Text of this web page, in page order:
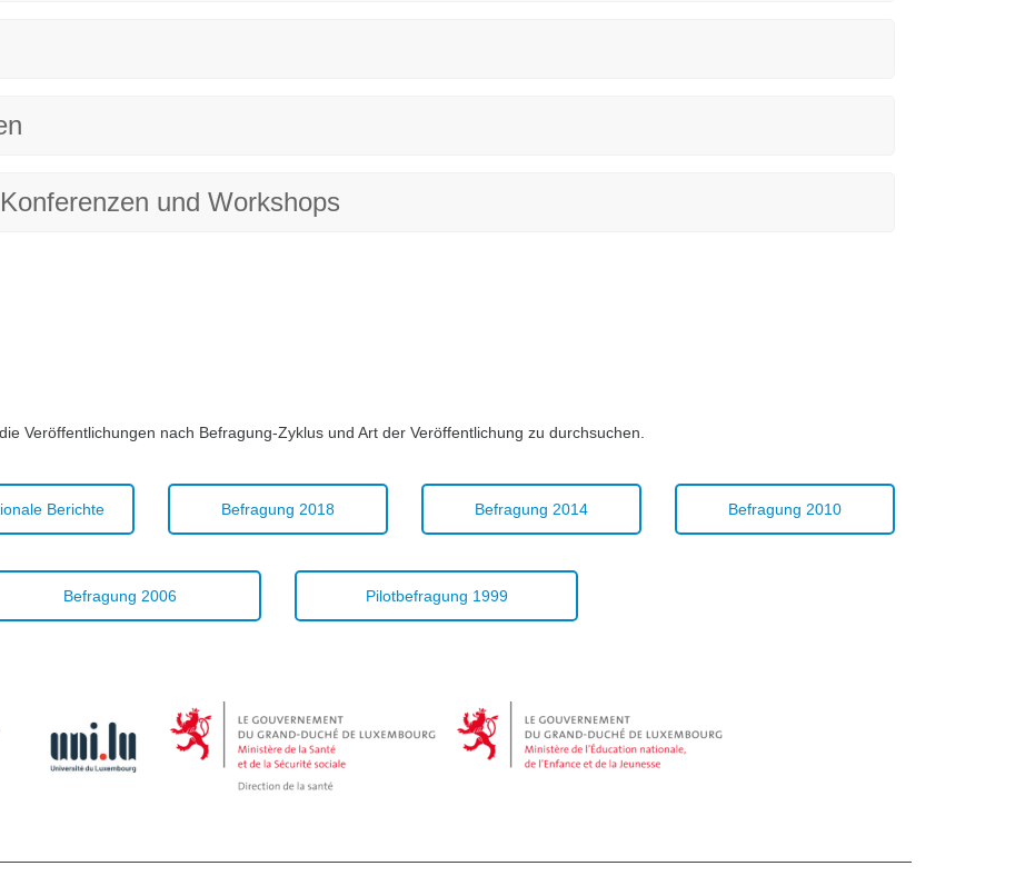
und Workshops
Veröffentlichungen nach Befragung-Zyklus und Art der Veröffentlichung zu durchsuchen.
Berichte Befragung 2018 Befragung 2014 Befragung 2010
Befragung 2006 Pilotbefragung 1999